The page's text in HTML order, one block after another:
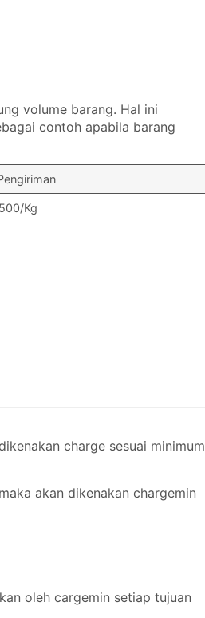
volume barang. Hal ini
contoh apabila barang
Kg
charge sesuai minimum
akan dikenakan chargemin
oleh cargemin setiap tujuan